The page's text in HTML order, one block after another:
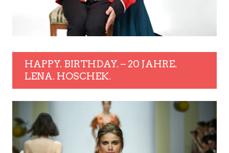
HAPPY. BIRTHDAY. – 20 JAHRE.
LENA. HOSCHEK.